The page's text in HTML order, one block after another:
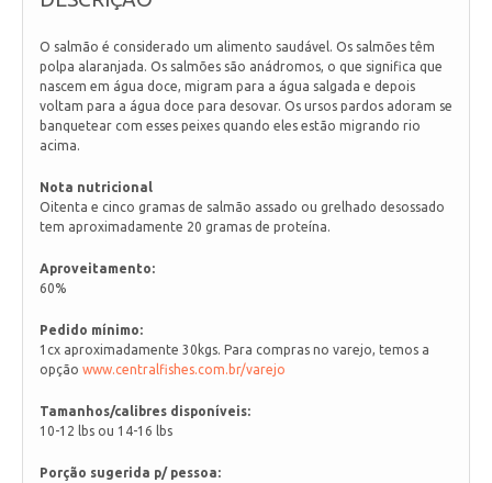
O salmão é considerado um alimento saudável. Os salmões têm
polpa alaranjada. Os salmões são anádromos, o que significa que
nascem em água doce, migram para a água salgada e depois
voltam para a água doce para desovar. Os ursos pardos adoram se
banquetear com esses peixes quando eles estão migrando rio
acima.
Nota nutricional
Oitenta e cinco gramas de salmão assado ou grelhado desossado
tem aproximadamente 20 gramas de proteína.
Aproveitamento:
60%
Pedido mínimo:
1cx aproximadamente 30kgs. Para compras no varejo, temos a
opção www.centralfishes.com.br/varejo
Tamanhos/calibres disponíveis:
10-12 lbs ou 14-16 lbs
Porção sugerida p/ pessoa: